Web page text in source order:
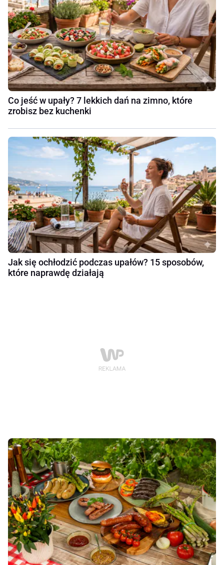
Co jeść w upały? 7 lekkich dań na zimno, które
zrobisz bez kuchenki
Jak się ochłodzić podczas upałów? 15 sposobów,
które naprawdę działają